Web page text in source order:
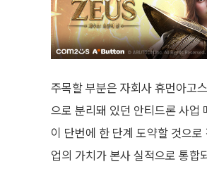
주목할 부분은 자회사 휴먼아고
으로 분리돼 있던 안티드론 사업
이 단번에 한 단계 도약할 것으
업의 가치가 본사 실적으로 통합